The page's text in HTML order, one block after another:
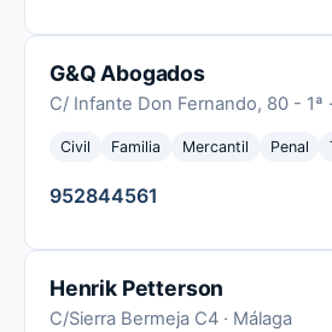
G&Q Abogados
C/ Infante Don Fernando, 80 - 1ª
Civil Familia Mercantil Penal
952844561
Henrik Petterson
C/Sierra Bermeja C4 · Málaga